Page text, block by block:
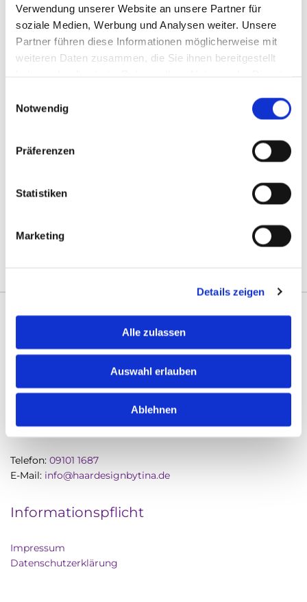
Verwendung unserer Website an unsere Partner für
soziale Medien, Werbung und Analysen weiter. Unsere
Partner führen diese Informationen möglicherweise mit
weiteren Daten zusammen, die Sie ihnen bereitgestellt
Notwendig
Präferenzen
Statistiken
Marketing
Details zeigen
Alle zulassen
Auswahl erlauben
Ablehnen
Telefon:09101 1687
E-Mail:info@haardesignbytina.de
Inhaberin: Tina Weißer
Streitbeilegungsverfahren vor einer
kpage.de
Adresse
Haardesign by Tina
Untere Ringstraße 27
90579 Langenzenn
Kontakt
Telefon: 09101 1687
E-Mail: info@haardesignbytina.de
Informationspflicht
Impressum
Datenschutzerklärung